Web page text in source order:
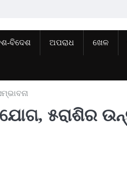
ବିଦେଶ ଅପରାଧ ଖେଳ
୫ରାଶିର